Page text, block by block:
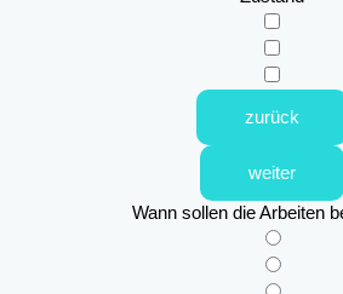
zurück
weiter
Wann sollen die Arbeiten